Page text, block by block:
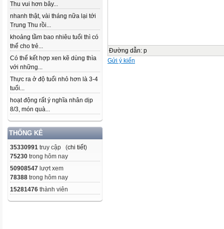
Thu vui hơn bây...
nhanh thật, vài tháng nữa lại tới
Trung Thu rồi...
khoảng tầm bao nhiêu tuổi thì có
thể cho trẻ...
Có thể kết hợp xen kẽ dùng thìa
với những...
Thực ra ở độ tuổi nhỏ hơn là 3-4
tuổi...
hoạt động rất ý nghĩa nhân dịp
8/3, món quà...
THỐNG KÊ
35330991 truy cập (chi tiết)
75230 trong hôm nay
50908547 lượt xem
78388 trong hôm nay
15281476 thành viên
Đường dẫn: p
Gửi ý kiến